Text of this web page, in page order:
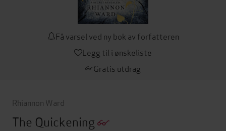
Få varsel ved ny bok av forfatteren
Legg til i ønskeliste
Gratis utdrag
Rhiannon Ward
The Quickening